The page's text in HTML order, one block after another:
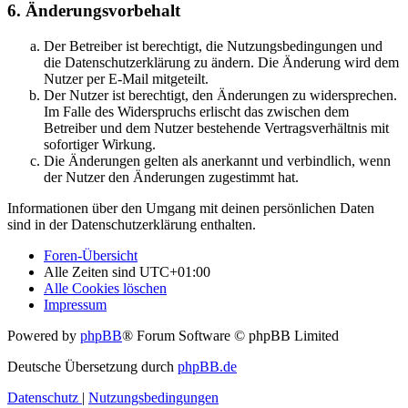
6. Änderungsvorbehalt
Der Betreiber ist berechtigt, die Nutzungsbedingungen und
die Datenschutzerklärung zu ändern. Die Änderung wird dem
Nutzer per E-Mail mitgeteilt.
Der Nutzer ist berechtigt, den Änderungen zu widersprechen.
Im Falle des Widerspruchs erlischt das zwischen dem
Betreiber und dem Nutzer bestehende Vertragsverhältnis mit
sofortiger Wirkung.
Die Änderungen gelten als anerkannt und verbindlich, wenn
der Nutzer den Änderungen zugestimmt hat.
Informationen über den Umgang mit deinen persönlichen Daten
sind in der Datenschutzerklärung enthalten.
Foren-Übersicht
Alle Zeiten sind UTC+01:00
Alle Cookies löschen
Impressum
Powered by phpBB® Forum Software © phpBB Limited
Deutsche Übersetzung durch phpBB.de
Datenschutz | Nutzungsbedingungen